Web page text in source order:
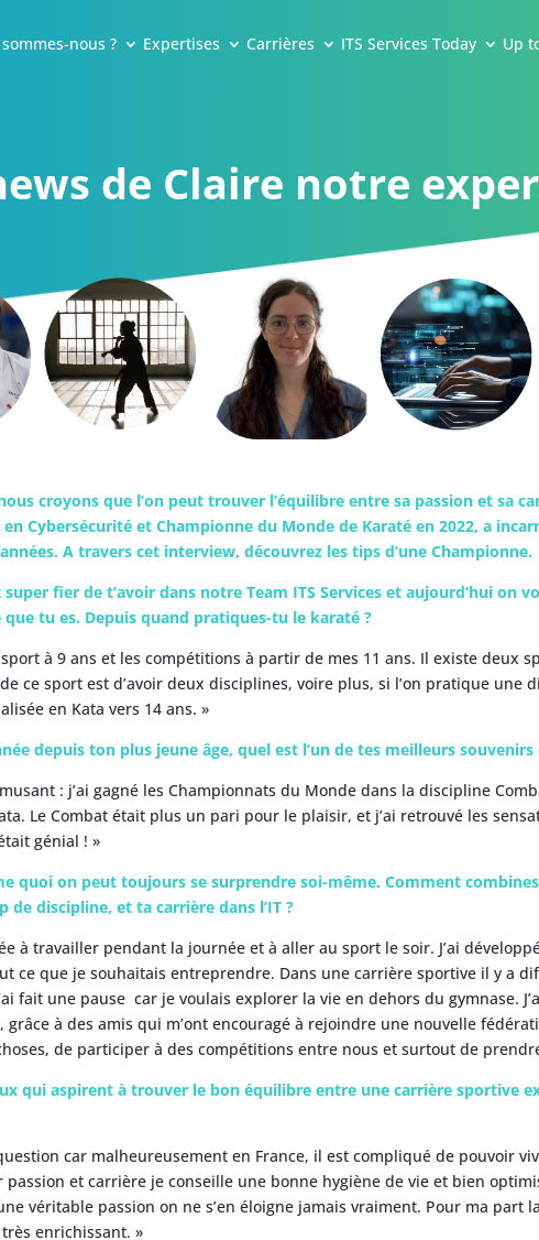
nous ? Expertises Carrières ITS Services Today Up
de Claire notre
croyons que l’on peut trouver l’équilibre entre sa passion et sa
Cybersécurité et Championne du Monde de Karaté en 2022, a
A travers cet interview, découvrez les tips d’une Championne.
fier de t’avoir dans notre Team ITS Services et aujourd’hui on
tu es. Depuis quand pratiques-tu le karaté ?
sport à 9 ans et les compétitions à partir de mes 11 ans. Il existe deux
de ce sport est d’avoir deux disciplines, voire plus, si l’on pratique une
en Kata vers 14 ans. »
depuis ton plus jeune âge, quel est l’un de tes meilleurs
: j’ai gagné les Championnats du Monde dans la discipline
Le Combat était plus un pari pour le plaisir, et j’ai retrouvé les
génial ! »
quoi on peut toujours se surprendre soi-même. Comment
de discipline, et ta carrière dans l’IT ?
à travailler pendant la journée et à aller au sport le soir. J’ai
ce que je souhaitais entreprendre. Dans une carrière sportive il y a
fait une pause car je voulais explorer la vie en dehors du gymnase.
grâce à des amis qui m’ont encouragé à rejoindre une nouvelle
de participer à des compétitions entre nous et surtout de
qui aspirent à trouver le bon équilibre entre une carrière sportive
car malheureusement en France, il est compliqué de pouvoir
et carrière je conseille une bonne hygiène de vie et bien
véritable passion on ne s’en éloigne jamais vraiment. Pour ma part
enrichissant. »